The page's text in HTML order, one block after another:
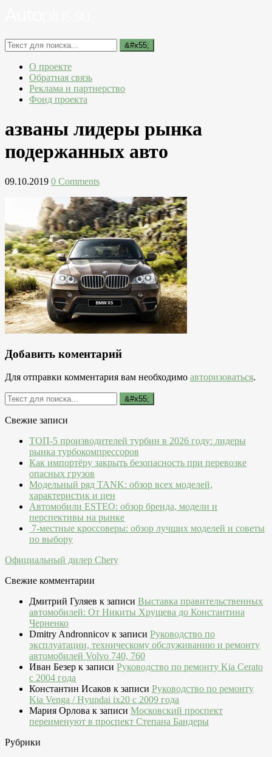
О проекте
Обратная связь
Реклама и партнерство
Фонд проекта
азваны лидеры рынка
подержанных авто
09.10.2019 0 Comments
Добавить коментарий
Для отправки комментария вам необходимо авторизоваться.
Свежие записи
ТОП-5 производителей турбин в 2026 году: лидеры
рынка турбокомпрессоров
Как импортёру закрыть безопасность при перевозке
опасных грузов
Модельный ряд TANK: обзор всех моделей,
характеристик и цен
Автомобили ESTEO: обзор бренда, модели и
перспективы на рынке
7-местные кроссоверы: обзор лучших моделей и советы
по выбору
Официальный дилер Chery
Свежие комментарии
Дмитрий Гуляев к записи Выставка правительственных
автомобилей: От Никиты Хрущева до Константина
Черненко
Dmitry Andronnicov к записи Руководство по
эксплуатации, техническому обслуживанию и ремонту
автомобилей Volvo 740, 760
Иван Безер к записи Руководство по ремонту Kia Cerato
c 2004 года
Константин Исаков к записи Руководство по ремонту
Kia Venga / Hyundai ix20 c 2009 года
Мария Орлова к записи Московский проспект
переименуют в проспект Степана Бандеры
Рубрики